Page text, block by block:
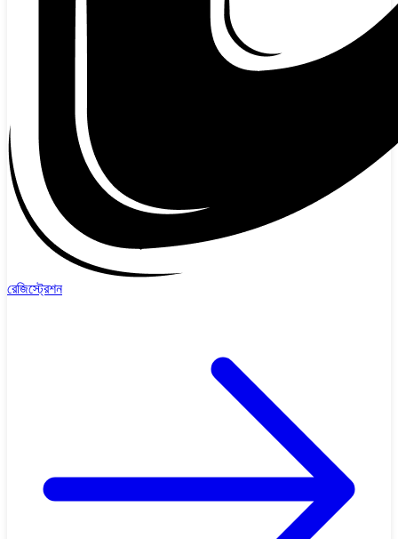
রেজিস্ট্রেশন